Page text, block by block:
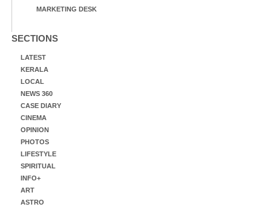
MARKETING DESK
SECTIONS
LATEST
KERALA
LOCAL
NEWS 360
CASE DIARY
CINEMA
OPINION
PHOTOS
LIFESTYLE
SPIRITUAL
INFO+
ART
ASTRO